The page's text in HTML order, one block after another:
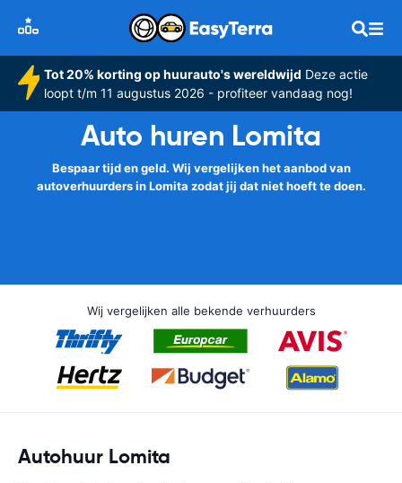
Tot 20% korting op huurauto's wereldwijd Deze actie
loopt t/m 11 augustus 2026 - profiteer vandaag nog!
Auto huren Lomita
Bespaar tijd en geld. Wij vergelijken het aanbod van
autoverhuurders in Lomita zodat jij dat niet hoeft te doen.
Wij vergelijken alle bekende verhuurders
Autohuur Lomita